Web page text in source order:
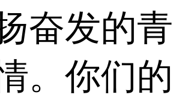
奋发的青
。你们的